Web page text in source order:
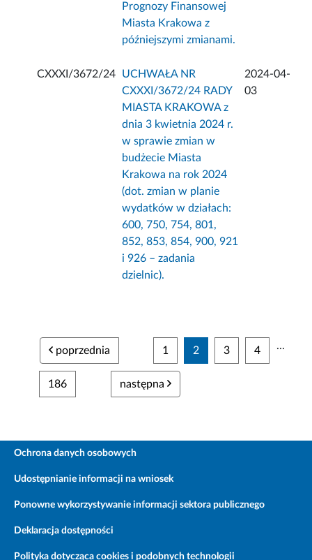
Prognozy Finansowej
Miasta Krakowa z
późniejszymi zmianami.
CXXXI/3672/24
UCHWAŁA NR
CXXXI/3672/24 RADY
MIASTA KRAKOWA z
dnia 3 kwietnia 2024 r.
w sprawie zmian w
budżecie Miasta
Krakowa na rok 2024
(dot. zmian w planie
wydatków w działach:
600, 750, 754, 801,
852, 853, 854, 900, 921
i 926 – zadania
dzielnic).
2024-04-
03
poprzednia 1 2 3 4 ...
186 następna
Ochrona danych osobowych
Udostępnianie informacji na wniosek
Ponowne wykorzystywanie informacji sektora publicznego
Deklaracja dostępności
Polityka dotycząca cookies i podobnych technologii